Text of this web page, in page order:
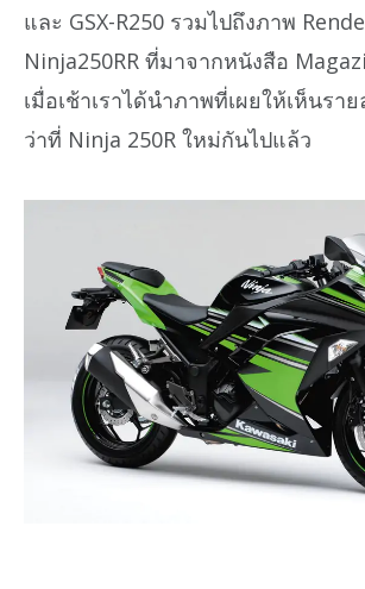
และ GSX-R250 รวมไปถึงภาพ
Ninja250RR ที่มาจากหนังสือ
เมื่อเช้าเราได้นำภาพที่เผยให้เห็นรา
ว่าที่ Ninja 250R ใหม่กันไปแล้ว